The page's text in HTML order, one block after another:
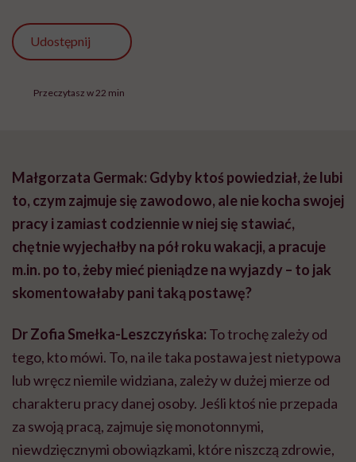
Udostępnij
Przeczytasz w 22 min
Małgorzata Germak: Gdyby ktoś powiedział, że lubi
to, czym zajmuje się zawodowo, ale nie kocha swojej
pracy i zamiast codziennie w niej się stawiać,
chętnie wyjechałby na pół roku wakacji, a pracuje
m.in. po to, żeby mieć pieniądze na wyjazdy – to jak
skomentowałaby pani taką postawę?
Dr Zofia Smełka-Leszczyńska: To trochę zależy od
tego, kto mówi. To, na ile taka postawa jest nietypowa
lub wręcz niemile widziana, zależy w dużej mierze od
charakteru pracy danej osoby. Jeśli ktoś nie przepada
za swoją pracą, zajmuje się monotonnymi,
niewdzięcznymi obowiązkami, które niszczą zdrowie,